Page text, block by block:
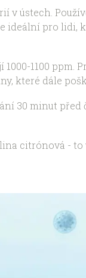
v ústech.
ideální pro lidi,
1100 ppm.
které dále
30 minut
citrónová -